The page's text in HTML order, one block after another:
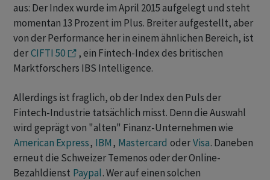
aus: Der Index wurde im April 2015 aufgelegt und steht
momentan 13 Prozent im Plus. Breiter aufgestellt, aber
von der Performance her in einem ähnlichen Bereich, ist
derCIFTI 50
, ein Fintech-Index des britischen
Marktforschers IBS Intelligence.
Allerdings ist fraglich, ob der Index den Puls der
Fintech-Industrie tatsächlich misst. Denn die Auswahl
wird geprägt von "alten" Finanz-Unternehmen wie
American Express, IBM, Mastercard oderVisa. Daneben
erneut die Schweizer Temenos oder der Online-
Bezahldienst Paypal. Wer auf einen solchen